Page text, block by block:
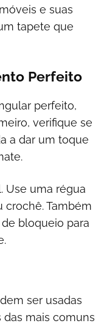
e suas
tapete que
Perfeito
perfeito,
verifique se
a dar um toque
Use uma régua
crochê. Também
bloqueio para
ser usadas
das mais comuns